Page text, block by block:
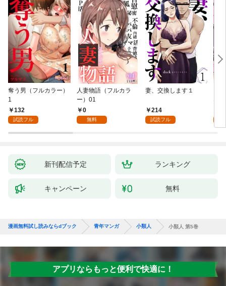
奪う男（フルカラー）
1
132
試読フル
人妻物語（フルカラ
ー）01
0
無料
妻、交換します１
214
試読フル
な
新刊配信予定 ランキング
キャンペーン 無料
漫画無料試し読みならdブック 青年マンガ 小類人 小類人 第5巻
アプリならもっと便利で快適に！